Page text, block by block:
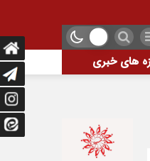
های خبری
حسین نوری دونده شهرضایی بر سکوی